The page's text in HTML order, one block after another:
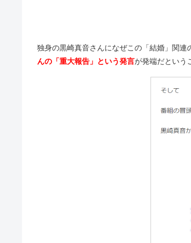
独身の黒崎真音さんになぜこの「結婚」関連
んの「重大報告」という発言が発端だという